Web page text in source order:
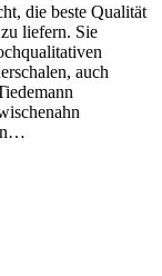
die beste Qualität
liefern. Sie
auch